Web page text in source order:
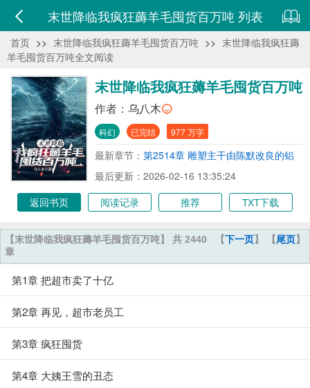
末世降临我疯狂薅羊毛囤货百万吨 列表
首页 >> 末世降临我疯狂薅羊毛囤货百万吨 >> 末世降临我疯狂薅
羊毛囤货百万吨全文阅读
末世降临我疯狂薅羊毛囤货百万吨
作者： 乌八木
科幻 已完结 977 万字
最新章节： 第2514章 雕塑主干由陈默改良的铝
箔纸浆材料构成
最后更新：2026-02-16 13:35:24
返回书页
阅读记录 推荐 TXT下载
【下一页】 【尾页】
【末世降临我疯狂薅羊毛囤货百万吨】 共 2440
章
第1章 把超市卖了十亿
第2章 再见，超市老员工
第3章 疯狂囤货
第4章 大姨王雪的丑态